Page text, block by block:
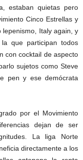
estaban quietas pero
Cinco Estrellas y
lepenismo, Italy again, y
que participan todos
con cocktail de aspecto
sujetos como Steve
pen y ese demócrata
por el Movimiento
dejan de ser
La liga Norte
directamente a los